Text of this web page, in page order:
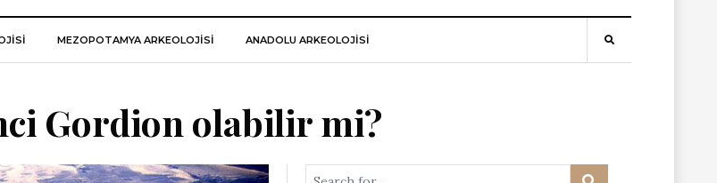
MEZOPOTAMYA ARKEOLOJISI ANADOLU ARKEOLOJİSİ
Gordion olabilir mi?